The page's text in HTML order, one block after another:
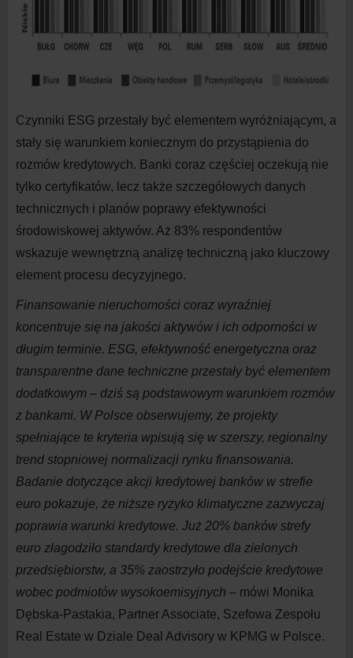
Czynniki ESG przestały być elementem wyróżniającym, a
stały się warunkiem koniecznym do przystąpienia do
rozmów kredytowych. Banki coraz częściej oczekują nie
tylko certyfikatów, lecz także szczegółowych danych
technicznych i planów poprawy efektywności
środowiskowej aktywów. Aż 83% respondentów
wskazuje wewnętrzną analizę techniczną jako kluczowy
element procesu decyzyjnego.
Finansowanie nieruchomości coraz wyraźniej
koncentruje się na jakości aktywów i ich odporności w
długim terminie. ESG, efektywność energetyczna oraz
transparentne dane techniczne przestały być elementem
dodatkowym – dziś są podstawowym warunkiem rozmów
z bankami. W Polsce obserwujemy, że projekty
spełniające te kryteria wpisują się w szerszy, regionalny
trend stopniowej normalizacji rynku finansowania.
Badanie dotyczące akcji kredytowej banków w strefie
euro pokazuje, że niższe ryzyko klimatyczne zazwyczaj
poprawia warunki kredytowe. Już 20% banków strefy
euro złagodziło standardy kredytowe dla zielonych
przedsiębiorstw, a 35% zaostrzyło podejście kredytowe
wobec podmiotów wysokoemisyjnych – mówi Monika
Dębska-Pastakia, Partner Associate, Szefowa Zespołu
Real Estate w Dziale Deal Advisory w KPMG w Polsce.